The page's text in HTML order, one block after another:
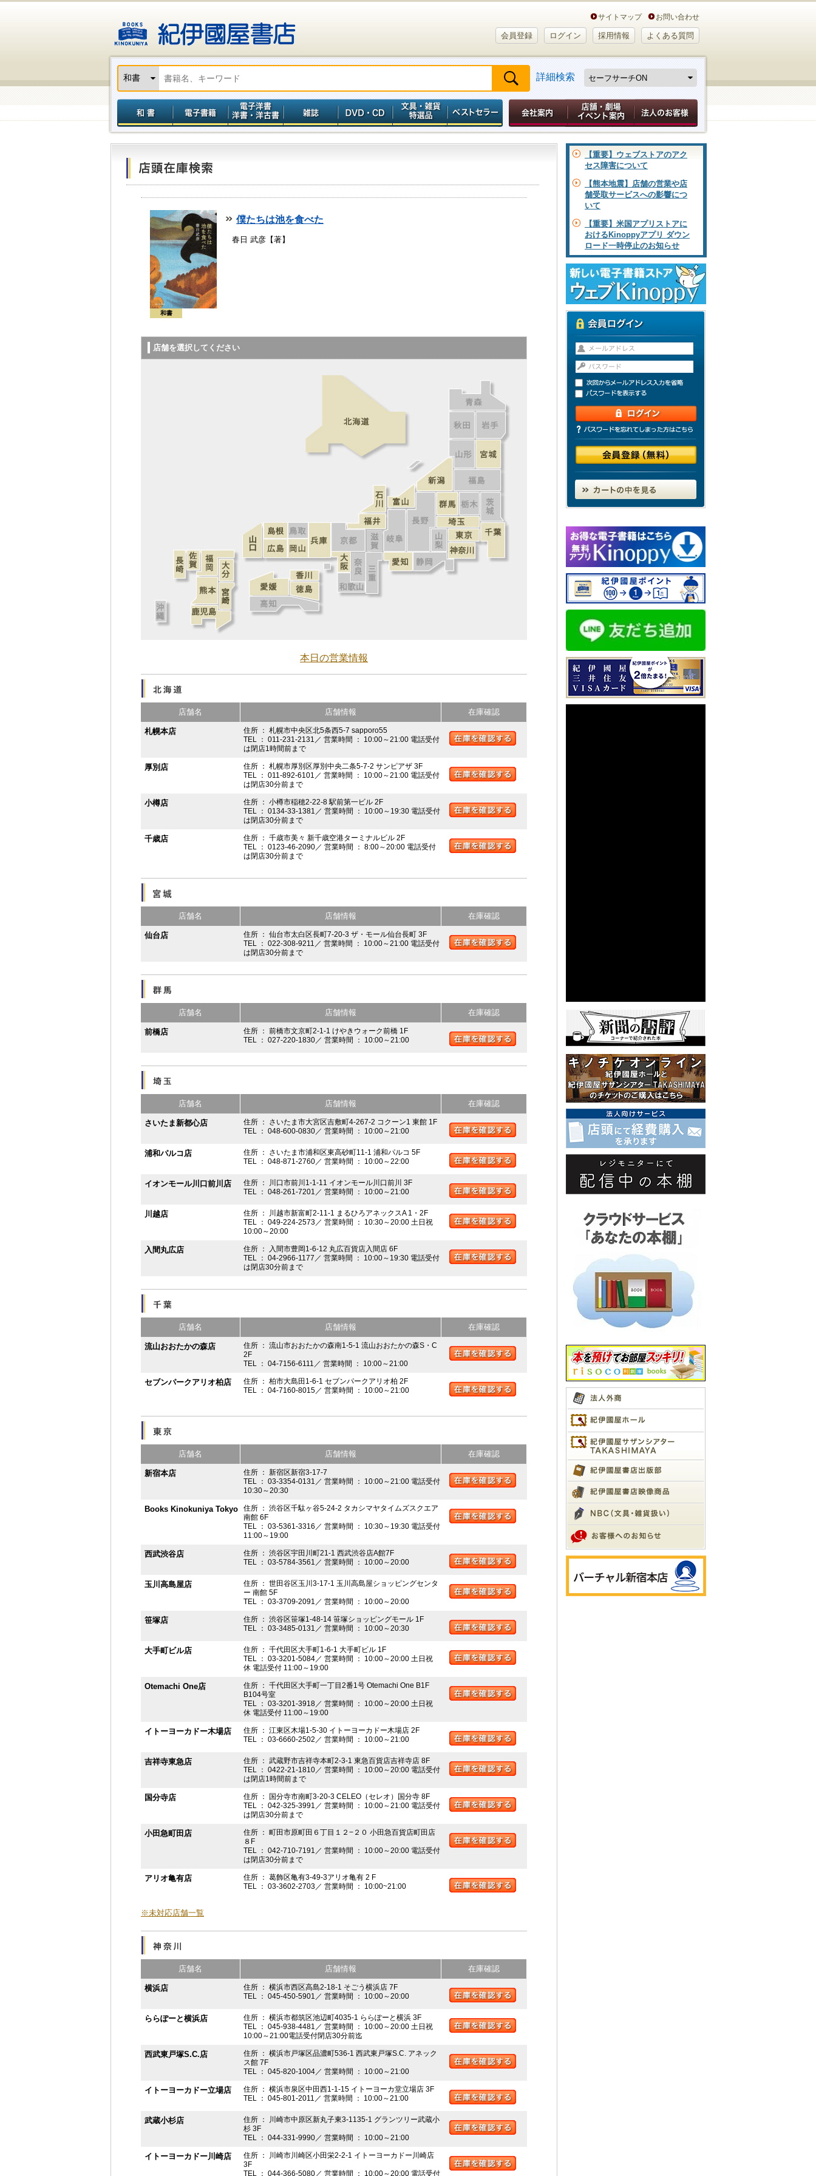
サイトマップ お問い合わせ
会員登録 ログイン 採用情報 よくある質問
詳細検索
和書
僕たちは池を食べた
春日 武彦【著】
店舗を選択してください
本日の営業情報
店舗名 店舗情報 在庫確認
札幌本店
住所 ： 札幌市中央区北5条西5-7 sapporo55
TEL ： 011-231-2131／ 営業時間 ： 10:00～21:00 電話受付
は閉店1時間前まで
厚別店
住所 ： 札幌市厚別区厚別中央二条5-7-2 サンピアザ 3F
TEL ： 011-892-6101／ 営業時間 ： 10:00～21:00 電話受付
は閉店30分前まで
小樽店
住所 ： 小樽市稲穂2-22-8 駅前第一ビル 2F
TEL ： 0134-33-1381／ 営業時間 ： 10:00～19:30 電話受付
は閉店30分前まで
千歳店
住所 ： 千歳市美々 新千歳空港ターミナルビル 2F
TEL ： 0123-46-2090／ 営業時間 ： 8:00～20:00 電話受付
は閉店30分前まで
店舗名 店舗情報 在庫確認
仙台店
住所 ： 仙台市太白区長町7-20-3 ザ・モール仙台長町 3F
TEL ： 022-308-9211／ 営業時間 ： 10:00～21:00 電話受付
は閉店30分前まで
店舗名 店舗情報 在庫確認
前橋店
住所 ： 前橋市文京町2-1-1 けやきウォーク前橋 1F
TEL ： 027-220-1830／ 営業時間 ： 10:00～21:00
店舗名 店舗情報 在庫確認
さいたま新都心店
住所 ： さいたま市大宮区吉敷町4-267-2 コクーン1 東館 1F
TEL ： 048-600-0830／ 営業時間 ： 10:00～21:00
浦和パルコ店
住所 ： さいたま市浦和区東高砂町11-1 浦和パルコ 5F
TEL ： 048-871-2760／ 営業時間 ： 10:00～22:00
イオンモール川口前川店
住所 ： 川口市前川1-1-11 イオンモール川口前川 3F
TEL ： 048-261-7201／ 営業時間 ： 10:00～21:00
川越店
住所 ： 川越市新富町2-11-1 まるひろアネックスA 1・2F
TEL ： 049-224-2573／ 営業時間 ： 10:30～20:00 土日祝
10:00～20:00
入間丸広店
住所 ： 入間市豊岡1-6-12 丸広百貨店入間店 6F
TEL ： 04-2966-1177／ 営業時間 ： 10:00～19:30 電話受付
は閉店30分前まで
店舗名 店舗情報 在庫確認
流山おおたかの森店
住所 ： 流山市おおたかの森南1-5-1 流山おおたかの森S・C
2F
TEL ： 04-7156-6111／ 営業時間 ： 10:00～21:00
セブンパークアリオ柏店
住所 ： 柏市大島田1-6-1 セブンパークアリオ柏 2F
TEL ： 04-7160-8015／ 営業時間 ： 10:00～21:00
店舗名 店舗情報 在庫確認
新宿本店
住所 ： 新宿区新宿3-17-7
TEL ： 03-3354-0131／ 営業時間 ： 10:00～21:00 電話受付
10:30～20:30
Books Kinokuniya Tokyo
住所 ： 渋谷区千駄ヶ谷5-24-2 タカシマヤタイムズスクエア
南館 6F
TEL ： 03-5361-3316／ 営業時間 ： 10:30～19:30 電話受付
11:00～19:00
西武渋谷店
住所 ： 渋谷区宇田川町21-1 西武渋谷店A館7F
TEL ： 03-5784-3561／ 営業時間 ： 10:00～20:00
玉川高島屋店
住所 ： 世田谷区玉川3-17-1 玉川高島屋ショッピングセンタ
ー 南館 5F
TEL ： 03-3709-2091／ 営業時間 ： 10:00～20:00
笹塚店
住所 ： 渋谷区笹塚1-48-14 笹塚ショッピングモール 1F
TEL ： 03-3485-0131／ 営業時間 ： 10:00～20:30
大手町ビル店
住所 ： 千代田区大手町1-6-1 大手町ビル 1F
TEL ： 03-3201-5084／ 営業時間 ： 10:00～20:00 土日祝
休 電話受付 11:00～19:00
Otemachi One店
住所 ： 千代田区大手町一丁目2番1号 Otemachi One B1F
B104号室
TEL ： 03-3201-3918／ 営業時間 ： 10:00～20:00 土日祝
休 電話受付 11:00～19:00
イトーヨーカドー木場店
住所 ： 江東区木場1-5-30 イトーヨーカドー木場店 2F
TEL ： 03-6660-2502／ 営業時間 ： 10:00～21:00
吉祥寺東急店
住所 ： 武蔵野市吉祥寺本町2-3-1 東急百貨店吉祥寺店 8F
TEL ： 0422-21-1810／ 営業時間 ： 10:00～20:00 電話受付
は閉店1時間前まで
国分寺店
住所 ： 国分寺市南町3-20-3 CELEO（セレオ）国分寺 8F
TEL ： 042-325-3991／ 営業時間 ： 10:00～21:00 電話受付
は閉店30分前まで
小田急町田店
住所 ： 町田市原町田６丁目１２−２０ 小田急百貨店町田店
８F
TEL ： 042-710-7191／ 営業時間 ： 10:00～20:00 電話受付
は閉店30分前まで
アリオ亀有店
住所 ： 葛飾区亀有3-49-3アリオ亀有 2 F
TEL ： 03-3602-2703／ 営業時間 ： 10:00~21:00
※未対応店舗一覧
店舗名 店舗情報 在庫確認
横浜店
住所 ： 横浜市西区高島2-18-1 そごう横浜店 7F
TEL ： 045-450-5901／ 営業時間 ： 10:00～20:00
ららぽーと横浜店
住所 ： 横浜市都筑区池辺町4035-1 ららぽーと横浜 3F
TEL ： 045-938-4481／ 営業時間 ： 10:00～20:00 土日祝
10:00～21:00電話受付閉店30分前迄
西武東戸塚S.C.店
住所 ： 横浜市戸塚区品濃町536-1 西武東戸塚S.C. アネック
ス館 7F
TEL ： 045-820-1004／ 営業時間 ： 10:00～21:00
イトーヨーカドー立場店
住所 ： 横浜市泉区中田西1-1-15 イトーヨーカ堂立場店 3F
TEL ： 045-801-2011／ 営業時間 ： 10:00～21:00
武蔵小杉店
住所 ： 川崎市中原区新丸子東3-1135-1 グランツリー武蔵小
杉 3F
TEL ： 044-331-9990／ 営業時間 ： 10:00～21:00
イトーヨーカドー川崎店
住所 ： 川崎市川崎区小田栄2-2-1 イトーヨーカドー川崎店
3F
TEL ： 044-366-5080／ 営業時間 ： 10:00～20:00 電話受付
【重要】ウェブストアのアク
セス障害について
【熊本地震】店舗の営業や店
舗受取サービスへの影響につ
いて
【重要】米国アプリストアに
おけるKinoppyアプリ ダウン
ロード一時停止のお知らせ